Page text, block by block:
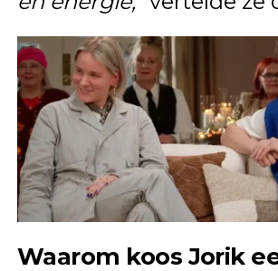
Waarom koos Jorik